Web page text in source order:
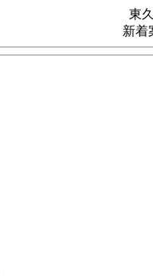
東
新着